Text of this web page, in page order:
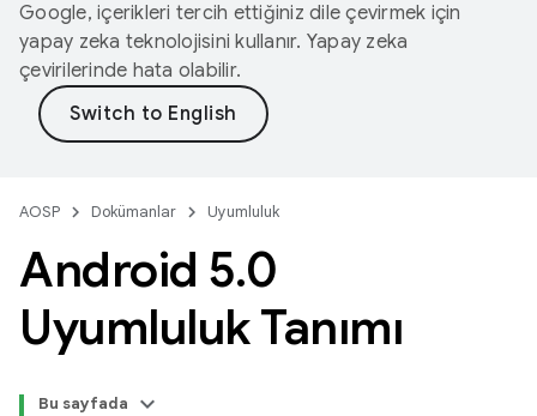
Google, içerikleri tercih ettiğiniz dile çevirmek için
yapay zeka teknolojisini kullanır. Yapay zeka
çevirilerinde hata olabilir.
AOSP Dokümanlar Uyumluluk
Android 5.0
Uyumluluk Tanımı
Bu sayfada